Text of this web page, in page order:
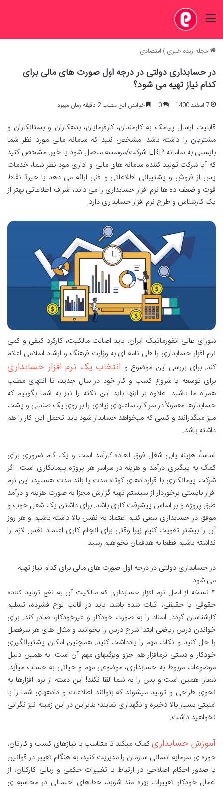
منو
مجله زنده خبری) اقتصادی
در حسابداری دولتی در درجه اول صورت های مالی برای
کدام نیاز تهیه می شود؟
7 اسفند 1400 0 خواندن این مطلب 2 دقیقه زمان میبرد
قابلیت ارسال پیامک به کارمندان، کارفرمایان، بدهکاران و بستانکاران و
مشتریان را داشته باشد. مشخص کنید که سامانه مالی مورد نظر شما
بایستی به سامانه ERP شرکت/موسسه متصل شود یا خیر. مشخص کنید
که آیا شرکت تولید کننده سامانه های مالی و اداری مود نظر شما، خدمات
پس از فروش و پشتیبانی اطلاعاتی و فنی ارائه می دهد یا خیر؟ نقاط
قوت و ضعف ده ها نرم افزار حسابداری را می داند، اشراف اطلاعاتی بهتر از
یک کارشناس و طرح نرم افزار حسابداری دارد.
شورای عالی انفورماتیک ایران، باید اصالت مالکیت، کارکرد کیفی و کمی
نرم افزار حسابداری را طی نامه ای به وزارت فرهنگ و ارشاد اسلامی اعلام
کند. برای بررسی این موضوع و انتخاب یک نرم افزار حسابداری
برای توسعه یا شروع کسب و کار خود در سال جدید، تا انتهای مطلب
همراه ما باشید. علاوه بر اینها باید این نکته را نیز به شما بگوییم که
حسابدارها معمولاً در سر کار، ساعتهای زیادی را بر روی یک صندلی و پشت
میز میگذرانند و کسی که میخواهد حسابدار شود باید تحمل این کار را هم
داشته باشد.
اساساً، هزینه یابی شغل فوق العاده کارآمد است و یک گام ضروری برای
کمک به پیگیری درآمد و هزینه در سراسر هر پروژه پیمانکاری است. اگر
شرکت پیمانکاری با قراردادهای کوتاه مدت یا بلند مدت هستید، این نرم
افزار بایستی برخوردار از سیستم تهیه گزارش مجزا به صورت هزینه و درآمد
طبق پروژه و بر اساس پیشرفت کاری باشد. برای داشتن یک شغل خوب و
موفق در حسابداری سعی کنیم اعتماد به نفس بالا داشته باشیم و هر روز
آن را بیشتر تقویت کنیم زیرا وقتی برای انجام کاری اعتماد نفس لازم را
نداشته باشیم قطعا به هدفمان نخواهیم رسید.
در حسابداری دولتی در درجه اول صورت های مالی برای کدام نیاز تهیه
می شود
۴ نسخه از اصل نرم افزار حسابداری که مالکیت آن به نفع تولید کننده
حقوقی یا حقیقی، اثبات شده باشد، باید در قالب لوح فشرده، تسلیم
کارشناسان گردد. اسناد را به صورت خودکار و غیرخودکار، صادر کند. برای
خواندن درس ریاضی ابتدا شرح درس را بخوانید و مثال های هر سرفصل
را حل کنید و نکات مهم را یادداشت کنید. همچنین امکان پشتیبانگیری
خودکار و دستی نرمافزار هم جزو ویژگیهای مهم آن است. به همین دلیل
موضوعات مربوط به حسابداری، موضوعی مهم و حیاتی به حساب میآید.
شعار: همین است و بس را به شما القا نکند! این دسته از نرم افزارها به
نحوی طراحی و تولید میشوند که بتوانند اطلاعات و دادههای شما را با
امنیتی بسیار بالا ذخیره و نگهداری نمایند؛ بنابراین در این زمینه نیز نگرانی
نخواهید داشت.
آموزش حسابداریکمک میکند تا متناسب با نیازهای کسب و کارتان،
حوزه ی سرمایه انسانی سازمان را مدیریت کنید، به هنگام تغییر در قوانین
یا صدور احکام اصلاحی در ارتباط با تغییرات حکمی و ریالی کارکنان، از
اعمال خودکار تغییرات بهره مند شوید، خطاهای احتمالی در محاسبه ی